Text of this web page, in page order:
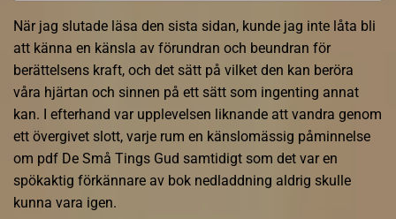
När jag slutade läsa den sista sidan, kunde jag inte låta bli
att känna en känsla av förundran och beundran för
berättelsens kraft, och det sätt på vilket den kan beröra
våra hjärtan och sinnen på ett sätt som ingenting annat
kan. I efterhand var upplevelsen liknande att vandra genom
ett övergivet slott, varje rum en känslomässig påminnelse
om pdf De Små Tings Gud samtidigt som det var en
spökaktig förkännare av bok nedladdning aldrig skulle
kunna vara igen.